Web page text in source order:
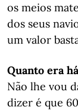
os meios
dos seus
um valor
Quanto era
Não lhe vou
dizer é que